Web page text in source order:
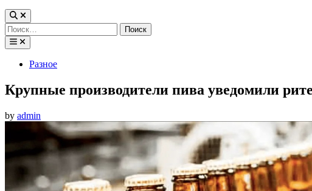
Найти:
PostedРазное
Крупные производители пива уведомили
by admin